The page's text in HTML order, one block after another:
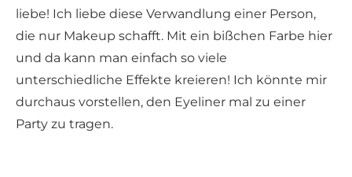
liebe! Ich liebe diese Verwandlung einer Person,
die nur Makeup schafft. Mit ein bißchen Farbe hier
und da kann man einfach so viele
unterschiedliche Effekte kreieren! Ich könnte mir
durchaus vorstellen, den Eyeliner mal zu einer
Party zu tragen.